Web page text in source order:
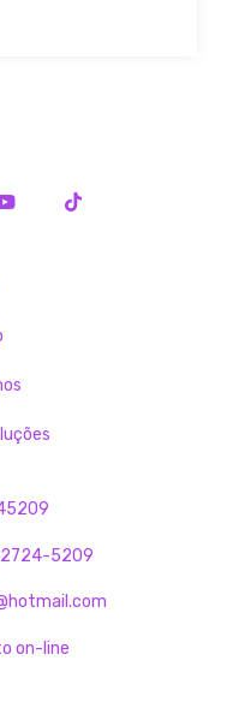
2724-5209
on-line